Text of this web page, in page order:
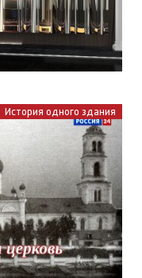
История одного здания